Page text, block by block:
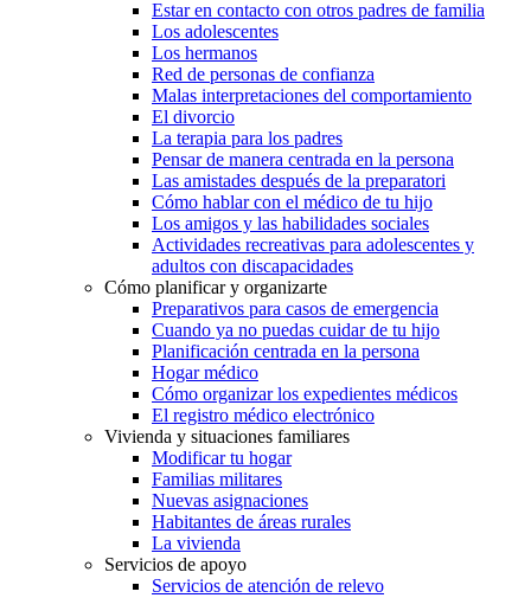
Estar en contacto con otros padres de familia
Los adolescentes
Los hermanos
Red de personas de confianza
Malas interpretaciones del comportamiento
El divorcio
La terapia para los padres
Pensar de manera centrada en la persona
Las amistades después de la preparatori
Cómo hablar con el médico de tu hijo
Los amigos y las habilidades sociales
Actividades recreativas para adolescentes y
adultos con discapacidades
Cómo planificar y organizarte
Preparativos para casos de emergencia
Cuando ya no puedas cuidar de tu hijo
Planificación centrada en la persona
Hogar médico
Cómo organizar los expedientes médicos
El registro médico electrónico
Vivienda y situaciones familiares
Modificar tu hogar
Familias militares
Nuevas asignaciones
Habitantes de áreas rurales
La vivienda
Servicios de apoyo
Servicios de atención de relevo